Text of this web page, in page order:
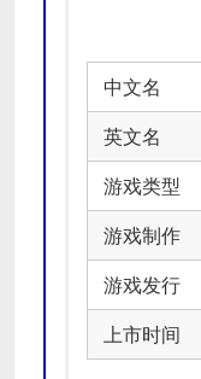
中文名
英文名
游戏类型
游戏制作
游戏发行
上市时间